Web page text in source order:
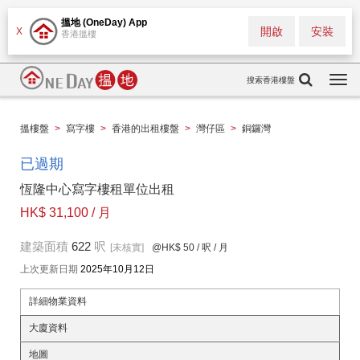
X
搵地 (OneDay) App
香港搵樓 安裝
開啟
搜索香港樓盤
搵樓盤 > 寫字樓 > 香港的出租樓盤 > 灣仔區 > 銅鑼灣
已過期
恆隆中心寫字樓租單位出租
HK$ 31,100 / 月
建築面積 622 呎 [未核實] @HK$ 50 / 呎 / 月
上次更新日期 2025年10月12日
詳細物業資料
大廈資料
地圖